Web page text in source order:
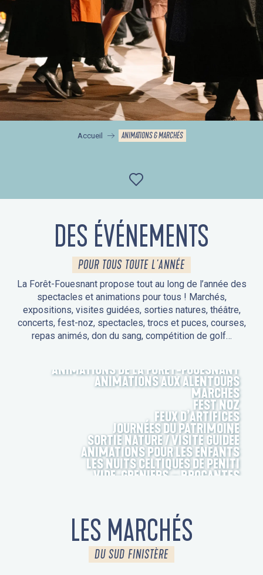
Accueil ANIMATIONS & MARCHÉS
Ajouter aux
DES ÉVÉNEMENTS
POUR TOUS TOUTE L'ANNÉE
La Forêt-Fouesnant propose tout au long de l’année des
spectacles et animations pour tous ! Marchés,
expositions, visites guidées, sorties natures, théâtre,
concerts, fest-noz, spectacles, trocs et puces, courses,
repas animés, don du sang, compétition de golf…
ANIMATIONS DE LA FORÊT-FOUESNANT
ANIMATIONS AUX ALENTOURS
MARCHÉS
FEST NOZ
FEUX D’ARTIFICES
JOURNÉES DU PATRIMOINE
SORTIE NATURE / VISITE GUIDÉE
ANIMATIONS POUR LES ENFANTS
LES NUITS CELTIQUES DE PENITI
VIDE-GRENIERS – BROCANTES
LES MARCHÉS
DU SUD FINISTÈRE